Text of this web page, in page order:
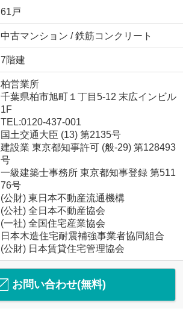
61戸
中古マンション / 鉄筋コンクリート
7階建
柏営業所
千葉県柏市旭町１丁目5-12 末広インビル
1F
TEL:0120-437-001
国土交通大臣 (13) 第2135号
建設業 東京都知事許可 (般-29) 第128493
号
一級建築士事務所 東京都知事登録 第511
76号
(公財) 東日本不動産流通機構
(公社) 全日本不動産協会
(一社) 全国住宅産業協会
日本木造住宅耐震補強事業者協同組合
(公財) 日本賃貸住宅管理協会
お問い合わせ(無料)